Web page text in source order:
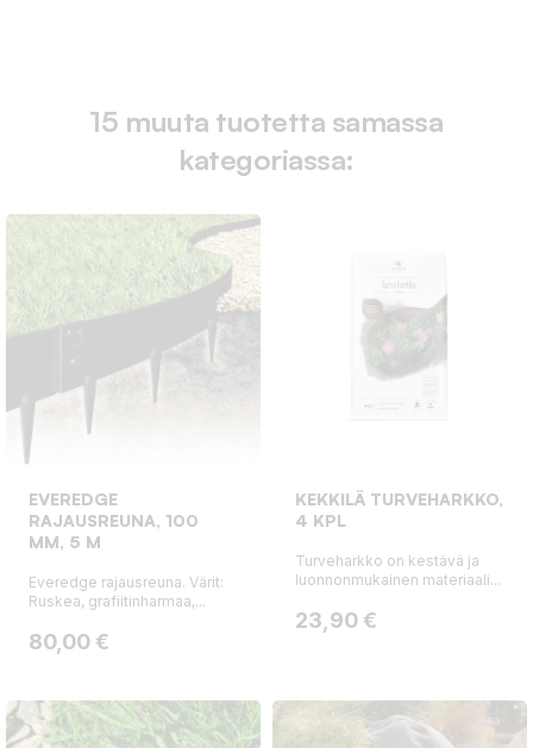
15 muuta tuotetta samassa
kategoriassa:
EVEREDGE
RAJAUSREUNA, 100
MM, 5 M
Everedge rajausreuna. Värit:
Ruskea, grafiitinharmaa,...
Hinta
80,00 €
KEKKILÄ TURVEHARKKO,
4 KPL
Turveharkko on kestävä ja
luonnonmukainen materiaali...
Hinta
23,90 €